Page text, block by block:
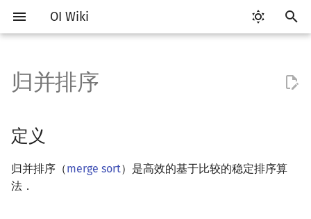
OI Wiki
入
以
始
搜
Getting Started
关于本项目
如何参与
比赛相关简介
赛事
题型 常见错误
工具软件简介
代码编辑工具
VS Code
评测工具 Cena
Generator
语言基础简介
C++ 基础
变量
C++ 标准库 STL 算法
值类别
复杂度简介
均摊复杂度
定义
性质
过程
搜索部分简介
DFS（搜索）
BFS（搜索）
动态规划部分简介
动态规划基础
记忆化搜索 斜率优化
字符串部分简介
字符串基础
标准库
数学部分简介
布尔代数
数字系统 平衡三进制
素数
快速傅里叶变换
容斥原理
内积和外积
环论
随机变量
零和游戏
高斯消元
数据结构部分简介
栈
队列 配对堆
块状链表
李超线段树
Splay 树
可持久化块状数组
线段树套平衡树
Euler Tour Tree
图论部分简介
图论相关概念
图的存储 树的中心
k 短路
最小直径生成树
割点和桥
最小割
二分图最大权匹配
计算几何部分简介
二维计算几何基础
三维计算几何基础
杂项简介
离散化
双指针 整体二分
爬山算法
RMQ
并查集应用
括号序列
归并排序
定义
归并排序（merge sort）是高效的基于比较的稳定排序算
法．